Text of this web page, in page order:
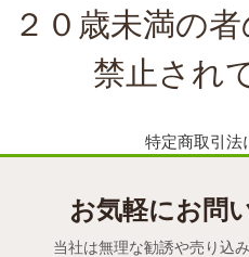
２０歳未満の
禁止され
特定商取引法
お気軽にお問
当社は無理な勧誘や売り込